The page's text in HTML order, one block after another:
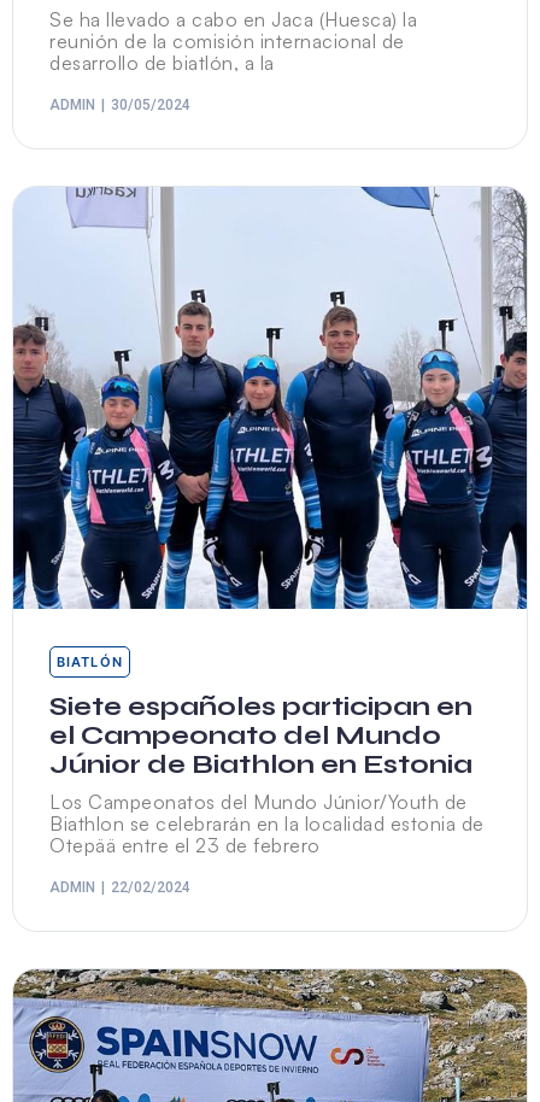
Se ha llevado a cabo en Jaca (Huesca) la
reunión de la comisión internacional de
desarrollo de biatlón, a la
ADMIN 30/05/2024
BIATLÓN
Siete españoles participan en
el Campeonato del Mundo
Júnior de Biathlon en Estonia
Los Campeonatos del Mundo Júnior/Youth de
Biathlon se celebrarán en la localidad estonia de
Otepää entre el 23 de febrero
ADMIN 22/02/2024